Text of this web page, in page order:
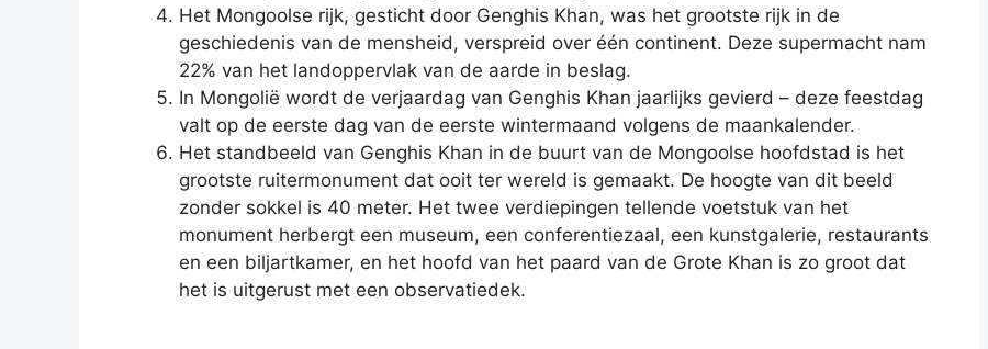
Het Mongoolse rijk, gesticht door Genghis Khan, was het grootste rijk in de
geschiedenis van de mensheid, verspreid over één continent. Deze supermacht nam
22% van het landoppervlak van de aarde in beslag.
In Mongolië wordt de verjaardag van Genghis Khan jaarlijks gevierd – deze feestdag
valt op de eerste dag van de eerste wintermaand volgens de maankalender.
Het standbeeld van Genghis Khan in de buurt van de Mongoolse hoofdstad is het
grootste ruitermonument dat ooit ter wereld is gemaakt. De hoogte van dit beeld
zonder sokkel is 40 meter. Het twee verdiepingen tellende voetstuk van het
monument herbergt een museum, een conferentiezaal, een kunstgalerie, restaurants
en een biljartkamer, en het hoofd van het paard van de Grote Khan is zo groot dat
het is uitgerust met een observatiedek.